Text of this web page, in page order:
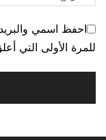
احفظ اسمي
للمرة الأولى التي